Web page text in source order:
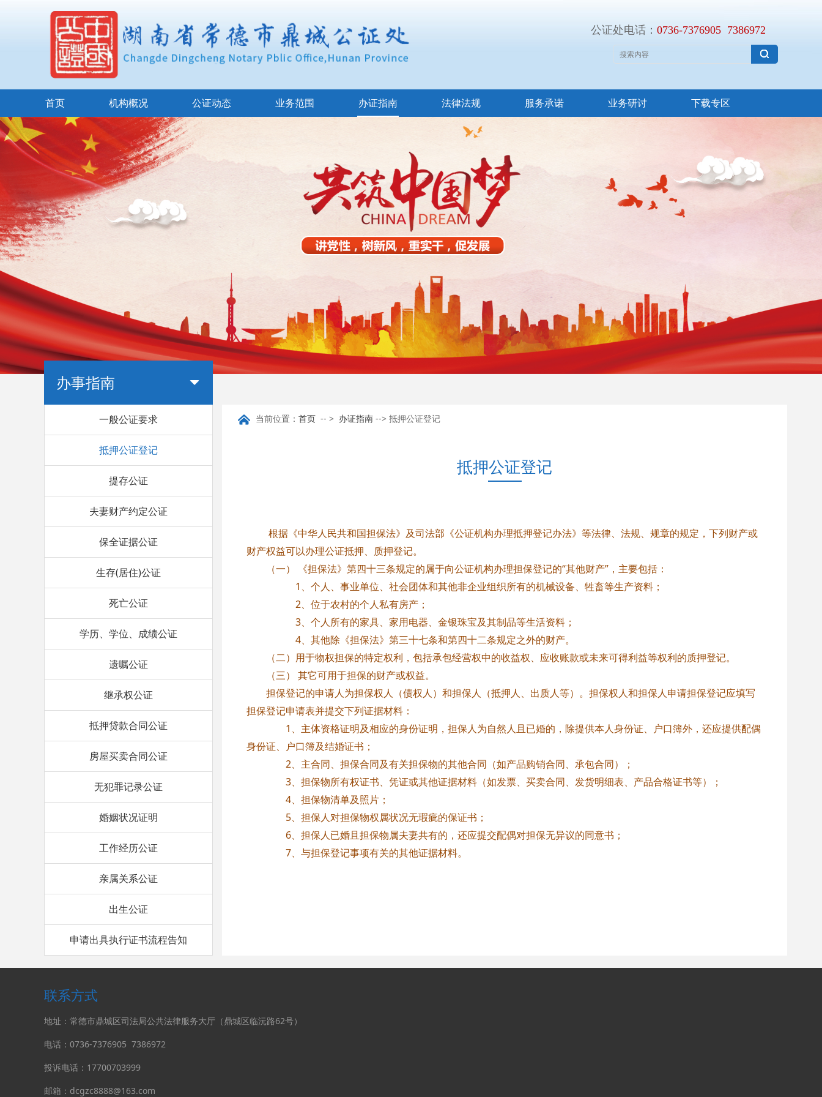
公证处电话： 0736-7376905 7386972
首页 机构概况 公证动态 业务范围 办证指南 法律法规 服务承诺 业务研讨 下载专区
办事指南
一般公证要求
抵押公证登记
提存公证
夫妻财产约定公证
保全证据公证
生存(居住)公证
死亡公证
学历、学位、成绩公证
遗嘱公证
继承权公证
抵押贷款合同公证
房屋买卖合同公证
无犯罪记录公证
婚姻状况证明
工作经历公证
亲属关系公证
出生公证
申请出具执行证书流程告知
当前位置： 首页 -- > 办证指南 --> 抵押公证登记
抵押公证登记
根据《中华人民共和国担保法》及司法部《公证机构办理抵押登记办法》等法律、法规、规章的规定，下列财产或
财产权益可以办理公证抵押、质押登记。
（一） 《担保法》第四十三条规定的属于向公证机构办理担保登记的“其他财产”，主要包括：
1、个人、事业单位、社会团体和其他非企业组织所有的机械设备、牲畜等生产资料；
2、位于农村的个人私有房产；
3、个人所有的家具、家用电器、金银珠宝及其制品等生活资料；
4、其他除《担保法》第三十七条和第四十二条规定之外的财产。
（二）用于物权担保的特定权利，包括承包经营权中的收益权、应收账款或未来可得利益等权利的质押登记。
（三） 其它可用于担保的财产或权益。
担保登记的申请人为担保权人（债权人）和担保人（抵押人、出质人等）。担保权人和担保人申请担保登记应填写
担保登记申请表并提交下列证据材料：
1、主体资格证明及相应的身份证明，担保人为自然人且已婚的，除提供本人身份证、户口簿外，还应提供配偶
身份证、户口簿及结婚证书；
2、主合同、担保合同及有关担保物的其他合同（如产品购销合同、承包合同）；
3、担保物所有权证书、凭证或其他证据材料（如发票、买卖合同、发货明细表、产品合格证书等）；
4、担保物清单及照片；
5、担保人对担保物权属状况无瑕疵的保证书；
6、担保人已婚且担保物属夫妻共有的，还应提交配偶对担保无异议的同意书；
7、与担保登记事项有关的其他证据材料。
联系方式
地址：常德市鼎城区司法局公共法律服务大厅（鼎城区临沅路62号）
电话：0736-7376905 7386972
投诉电话：17700703999
邮箱：dcgzc8888@163.com